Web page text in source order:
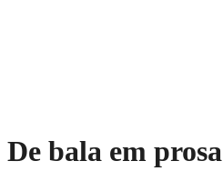
De bala em prosa